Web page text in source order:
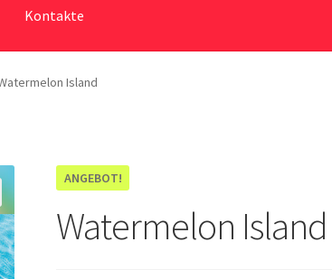
Kontakte
Island
ANGEBOT!
Watermelon Island